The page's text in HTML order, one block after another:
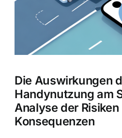
Die Auswirkungen
Handynutzung am
Analyse der Risiken
Konsequenzen